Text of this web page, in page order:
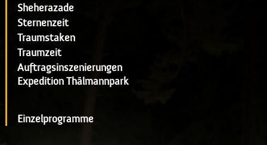
Sheherazade
Sternenzeit
Traumstaken
Traumzeit
Auftragsinszenierungen
Expedition Thälmannpark
Einzelprogramme